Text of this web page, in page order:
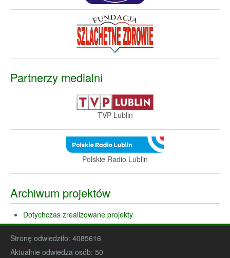
Partnerzy medialni
TVP Lublin
Polskie Radio Lublin
Archiwum projektów
Dotychczas zrealizowane projekty
Stronę odwiedziło: 4085616
Aktualnie odwiedza osób: 50